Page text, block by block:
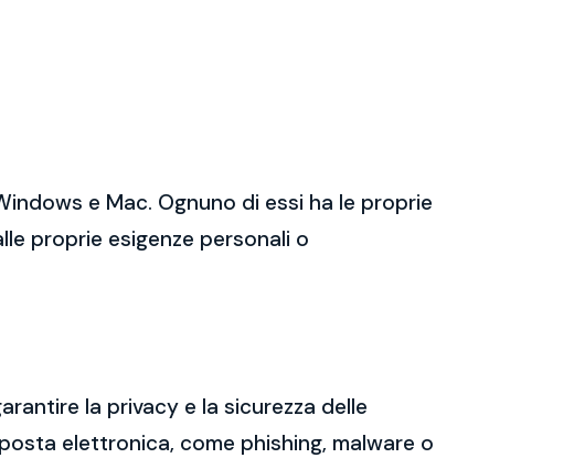
e Mac. Ognuno di essi ha le proprie
proprie esigenze personali o
la privacy e la sicurezza delle
elettronica, come phishing, malware o